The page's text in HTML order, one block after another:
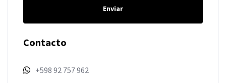
Enviar
Contacto
+598 92 757 962